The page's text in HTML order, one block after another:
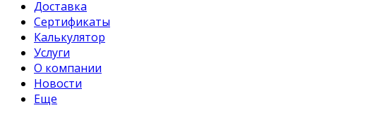
Доставка
Сертификаты
Калькулятор
Услуги
О компании
Новости
Еще